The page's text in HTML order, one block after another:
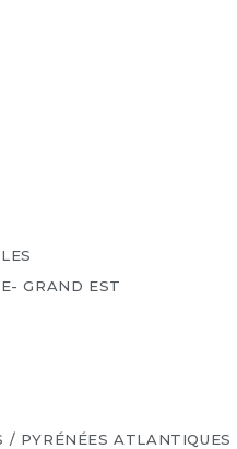
GRAND EST
/ PYRÉNÉES ATLANTIQUES